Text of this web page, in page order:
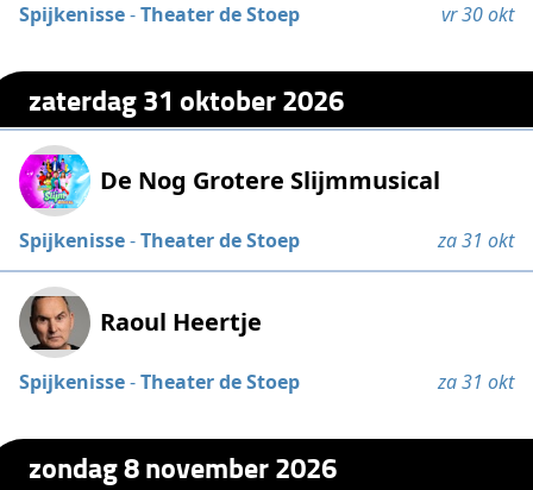
Spijkenisse-Theater de Stoep vr 30 okt
zaterdag 31 oktober 2026
De Nog Grotere Slijmmusical
Spijkenisse-Theater de Stoep za 31 okt
Raoul Heertje
Spijkenisse-Theater de Stoep za 31 okt
zondag 8 november 2026